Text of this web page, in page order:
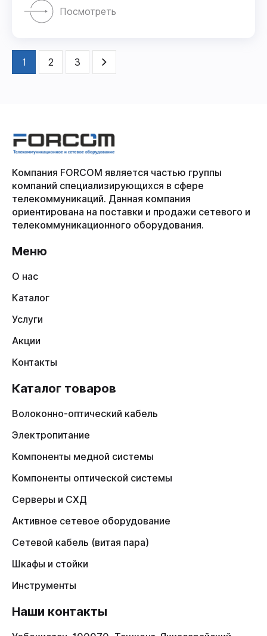
Посмотреть
1 2 3
Компания FORCOM является частью группы
компаний специализирующихся в сфере
телекоммуникаций. Данная компания
ориентирована на поставки и продажи сетевого и
телекоммуникационного оборудования.
Меню
О нас
Каталог
Услуги
Акции
Контакты
Каталог товаров
Волоконно-оптический кабель
Электропитание
Компоненты медной системы
Компоненты оптической системы
Серверы и СХД
Активное сетевое оборудование
Сетевой кабель (витая пара)
Шкафы и стойки
Инструменты
Наши контакты